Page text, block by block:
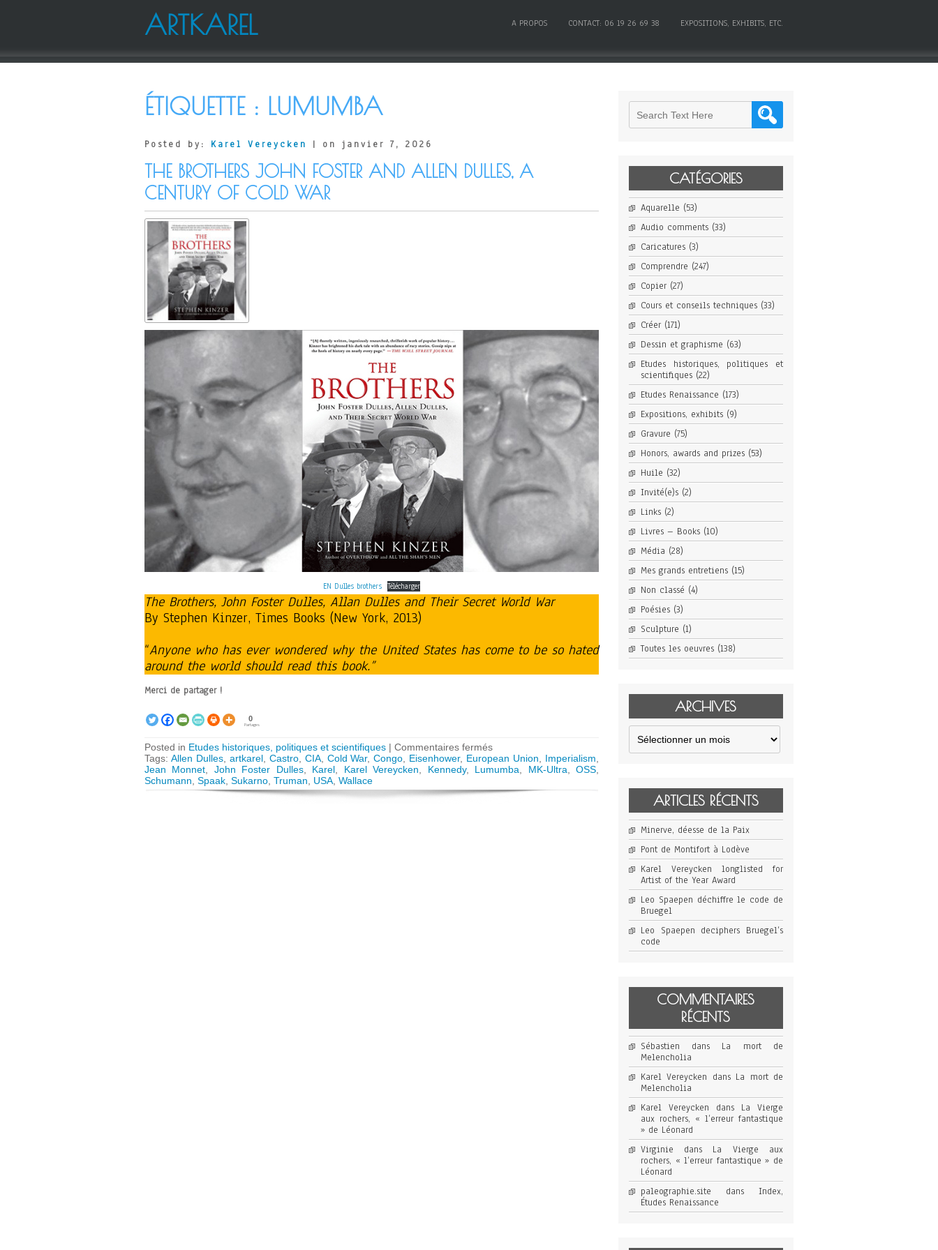
ARTKAREL A PROPOS CONTACT: 06 19 26 69 38 EXPOSITIONS, EXHIBITS, ETC.
ÉTIQUETTE : LUMUMBA
Posted by: Karel Vereycken | on janvier 7, 2026
THE BROTHERS JOHN FOSTER AND ALLEN DULLES, A
CENTURY OF COLD WAR
EN Dulles brothers Télécharger
The Brothers, John Foster Dulles, Allan Dulles and Their Secret World War
By Stephen Kinzer, Times Books (New York, 2013)
“Anyone who has ever wondered why the United States has come to be so hated
around the world should read this book.”
Merci de partager !
0
Partages
Posted in Etudes historiques, politiques et scientifiques | Commentaires ferméssur
The
Brothers
Foster
Tags: Allen Dulles, artkarel, Castro, CIA, Cold War,Congo Eisenhower, European Union Imperialism
Jean Monnet
John Foster Dulles, Karel Karel Vereycken Kennedy, Lumumba MK-Ultra ,OSS
Schumann Spaak Sukarno Truman USA Wallace
CATÉGORIES
Aquarelle (53)
Audio comments(33)
Caricatures(3)
Comprendre (247)
Copier(27)
Cours et conseils techniques(33)
Créer(171)
Dessin et graphisme (63)
Etudes historiques, politiques et
scientifiques(22)
Etudes Renaissance (173)
Expositions, exhibits(9)
Gravure (75)
Honors, awards and prizes(53)
Huile (32)
Invité(e)s(2)
Links(2)
Livres – Books(10)
Média (28)
Mes grands entretiens(15)
Non classé (4)
Poésies(3)
Sculpture (1)
Toutes les oeuvres(138)
ARCHIVES
Archives
ARTICLES RÉCENTS
Minerve, déesse de la Paix
Pont de Montifort à Lodève
Karel Vereycken longlisted for
Artist of the Year Award
Leo Spaepen déchiffre le code de
Bruegel
Leo Spaepen deciphers Bruegel’s
code
COMMENTAIRES
RÉCENTS
Sébastien dans La mort de
Melencholia
Karel Vereycken dans La mort de
Melencholia
Karel Vereycken dans La Vierge
aux rochers, « l’erreur fantastique
» de Léonard
Virginie dans La Vierge aux
rochers, « l’erreur fantastique » de
Léonard
paleographie.site dans Index,
Études Renaissance